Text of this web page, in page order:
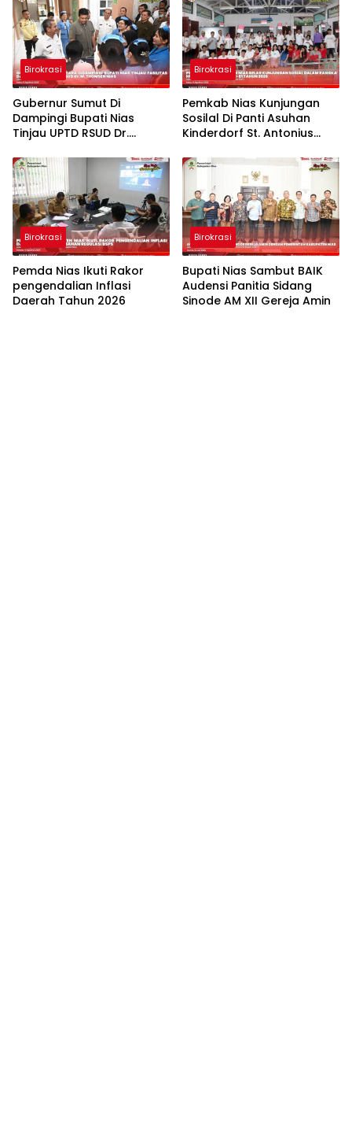
Birokrasi
Gubernur Sumut Di
Dampingi Bupati Nias
Tinjau UPTD RSUD Dr.
Birokrasi
Pemkab Nias Kunjungan
Sosilal Di Panti Asuhan
Kinderdorf St. Antonius
Birokrasi
Pemda Nias Ikuti Rakor
pengendalian Inflasi
Daerah Tahun 2026
Birokrasi
Bupati Nias Sambut BAIK
Audensi Panitia Sidang
Sinode AM XII Gereja Amin